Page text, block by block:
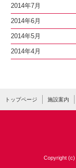
2014年7月
2014年6月
2014年5月
2014年4月
トップページ 施設案内
Copyright (c)